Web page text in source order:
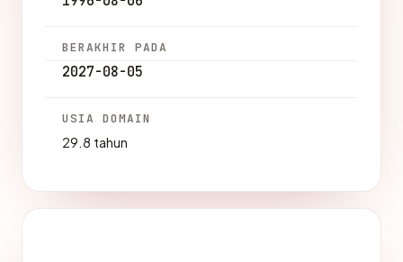
BERAKHIR PADA
2027-08-05
USIA DOMAIN
29.8 tahun